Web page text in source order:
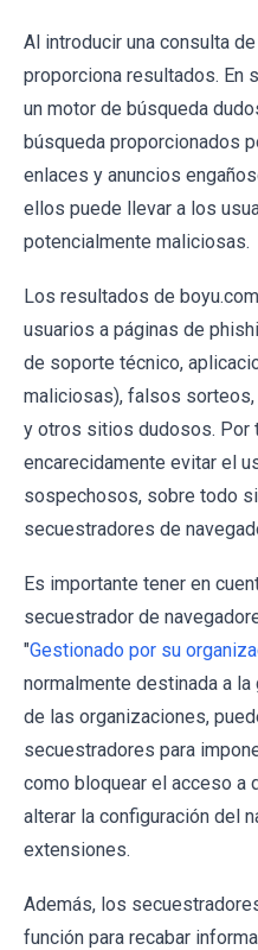
Al introducir una consulta
proporciona resultados. En
un motor de búsqueda
búsqueda proporcionados
enlaces y anuncios
ellos puede llevar a los
potencialmente maliciosas.
Los resultados de
usuarios a páginas de
de soporte técnico,
maliciosas), falsos
y otros sitios dudosos. Por
encarecidamente evitar el
sospechosos, sobre todo
secuestradores de
Es importante tener en
secuestrador de
"Gestionado por su
normalmente destinada a
de las organizaciones,
secuestradores para
como bloquear el acceso a
alterar la configuración del
extensiones.
Además, los
función para recabar